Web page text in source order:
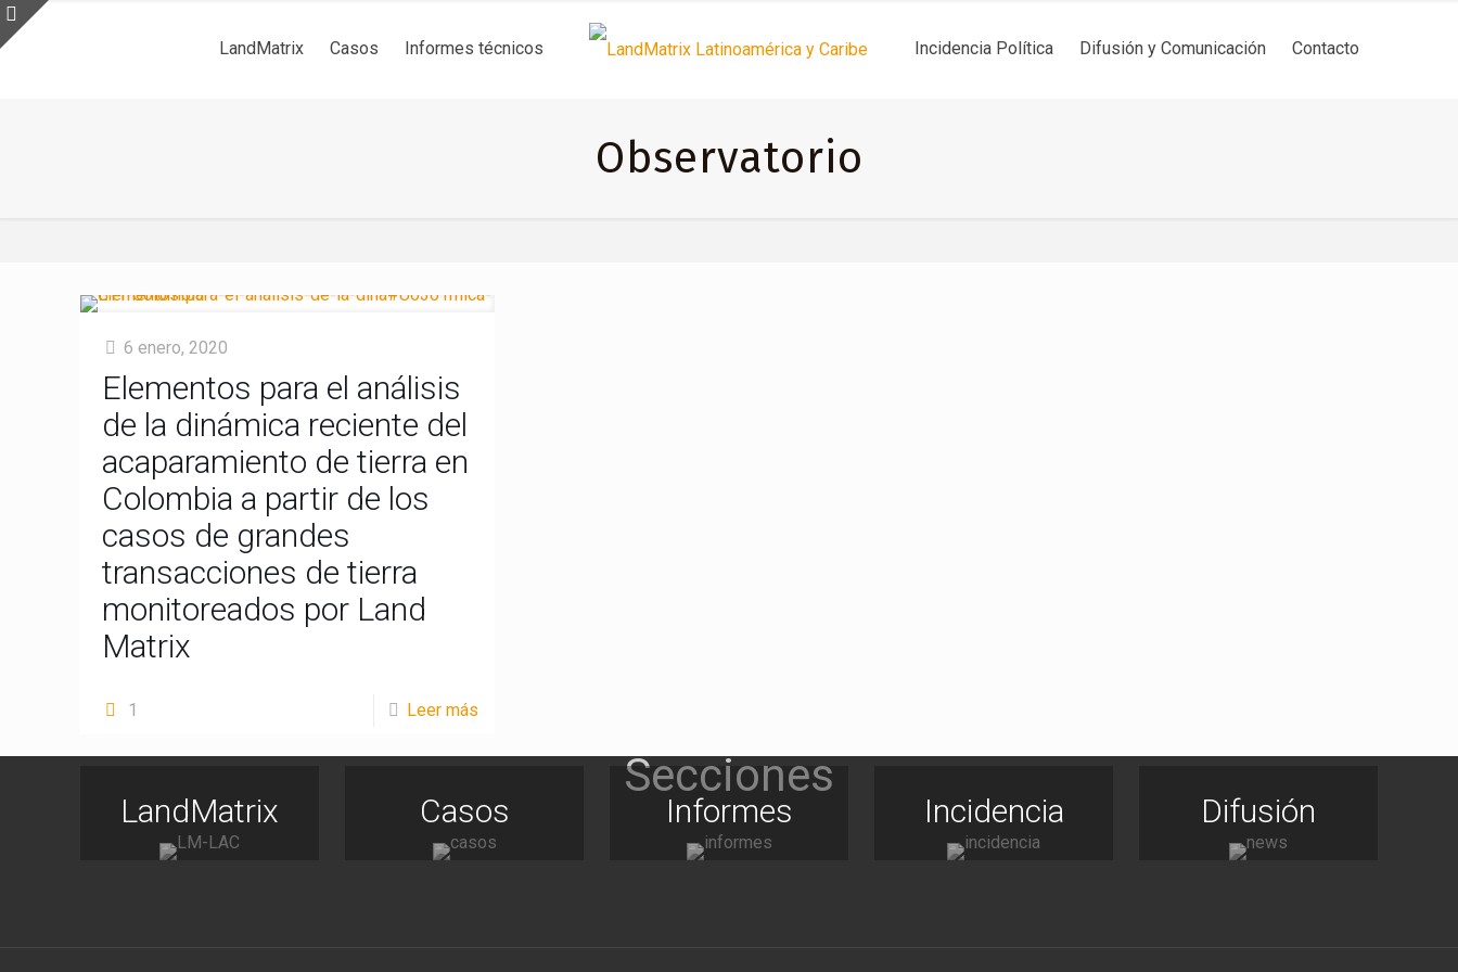
LandMatrix Casos Informes técnicos Incidencia Política Difusión y Comunicación Contacto
Observatorio
6 enero, 2020
Elementos para el análisis
de la dinámica reciente del
acaparamiento de tierra en
Colombia a partir de los
casos de grandes
transacciones de tierra
monitoreados por Land
Matrix
1 Leer más
LandMatrix Casos Informes Incidencia Difusión